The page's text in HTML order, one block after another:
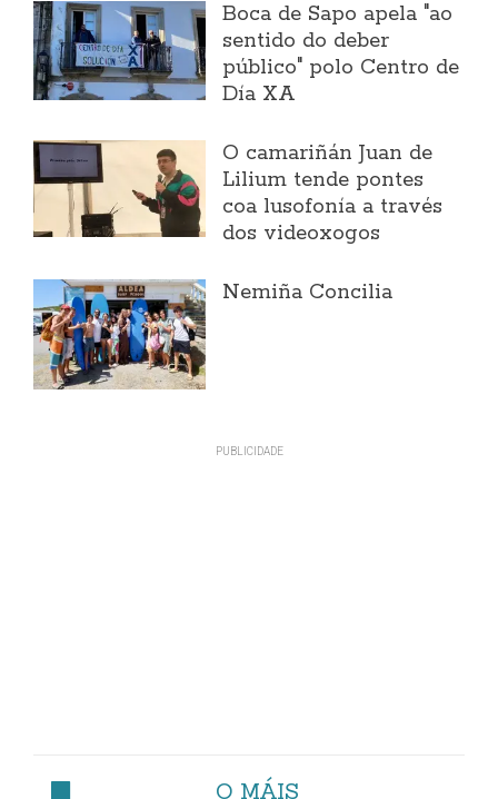
Boca de Sapo apela "ao
sentido do deber
público" polo Centro de
Día XA
O camariñán Juan de
Lilium tende pontes
coa lusofonía a través
dos videoxogos
Nemiña Concilia
O MÁIS